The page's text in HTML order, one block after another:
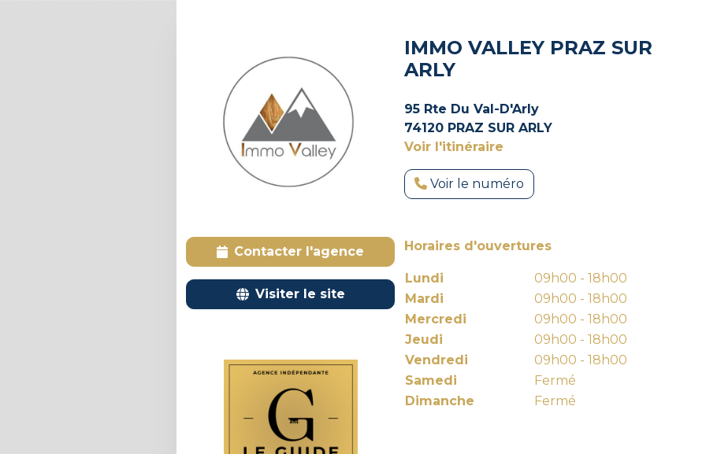
IMMO VALLEY PRAZ SUR
ARLY
95 Rte Du Val-D'Arly
74120 PRAZ SUR ARLY
Voir l'itinéraire
Voir le numéro
Contacter l'agence
Visiter le site
Horaires d'ouvertures
Lundi
09h00 - 18h00
Mardi
09h00 - 18h00
Mercredi
09h00 - 18h00
Jeudi
09h00 - 18h00
Vendredi
09h00 - 18h00
Samedi
Fermé
Dimanche
Fermé